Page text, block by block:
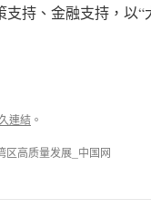
持、金融支持，以
連結 。
区高质量发展_中国网